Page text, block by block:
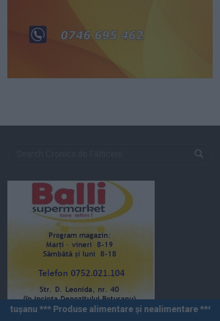
alimentare și nealimentare *** Vânzări angro și